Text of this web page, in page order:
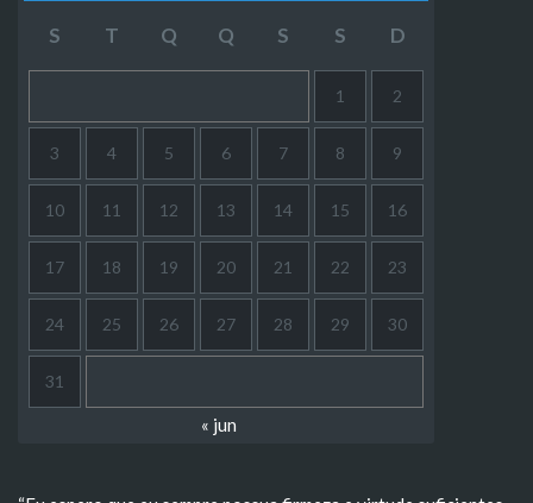
S T Q Q S S D
1 2
3 4 5 6 7 8 9
10 11 12 13 14 15 16
17 18 19 20 21 22 23
24 25 26 27 28 29 30
31
« jun